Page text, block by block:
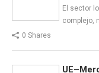
El sector
complejo,
0 Shares